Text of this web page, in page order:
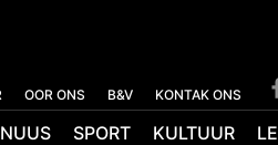
OOR ONS B&V KONTAK ONS
NUUS SPORT KULTUUR